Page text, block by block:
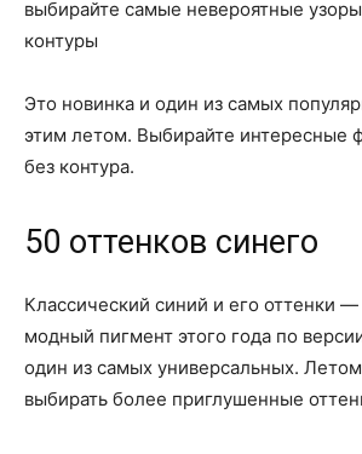
выбирайте самые невероятные
контуры
Это новинка и один из самых
этим летом. Выбирайте интересные
без контура.
50 оттенков синего
Классический синий и его оттенки
модный пигмент этого года по
один из самых универсальных.
выбирать более приглушенные